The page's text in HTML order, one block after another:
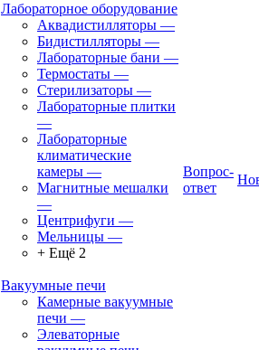
Лабораторное оборудование
Аквадистилляторы —
Бидистилляторы —
Лабораторные бани —
Термостаты —
Стерилизаторы —
Лабораторные плитки
—
Лабораторные
климатические
камеры —
Магнитные мешалки
—
Центрифуги —
Мельницы —
+ Ещё 2
Вакуумные печи
Камерные вакуумные
печи —
Элеваторные
Вопрос-
ответ